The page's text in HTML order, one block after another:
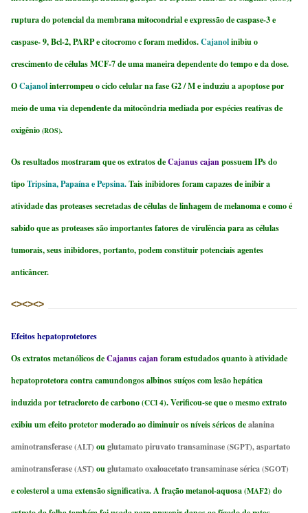
ruptura do potencial da membrana mitocondrial e expressão de caspase-3 e
caspase- 9, Bcl-2, PARP e citocromo c foram medidos.Cajanolinibiu o
crescimento de células MCF-7 de uma maneira dependente do tempo e da dose.
OCajanolinterrompeu o ciclo celular na fase G2 / M e induziu a apoptose por
meio de uma via dependente da mitocôndria mediada por espécies reativas de
oxigênio(ROS).
Os resultados mostraram que os extratos deCajanus cajanpossuem IPs do
tipoTripsina, Papaína e Pepsina.Tais inibidores foram capazes de inibir a
atividade das proteases secretadas de células de linhagem de melanoma e como é
sabido que as proteases são importantes fatores de virulência para as células
tumorais, seus inibidores, portanto, podem constituir potenciais agentes
anticâncer.
<><><>
Efeitos hepatoprotetores
Os extratos metanólicos deCajanus cajanforam estudados quanto à atividade
hepatoprotetora contra camundongos albinos suíços com lesão hepática
induzida por tetracloreto de carbono(CCl 4). Verificou-se que o mesmo extrato
exibiu um efeito protetor moderado ao diminuir os níveis séricos dealanina
aminotransferase (ALT) ouglutamato piruvato transaminase(SGPT), aspartato
aminotransferase (AST)ouglutamato oxaloacetato transaminase sérica (SGOT)
e colesterol a uma extensão significativa. A fração metanol-aquosa(MAF2) do